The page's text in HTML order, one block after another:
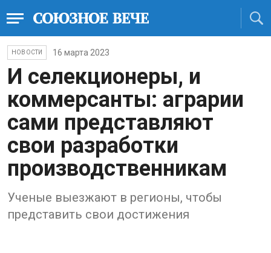
НОВОСТИ 16 марта 2023
И селекционеры, и
коммерсанты: аграрии
сами представляют
свои разработки
производственникам
Ученые выезжают в регионы, чтобы
представить свои достижения